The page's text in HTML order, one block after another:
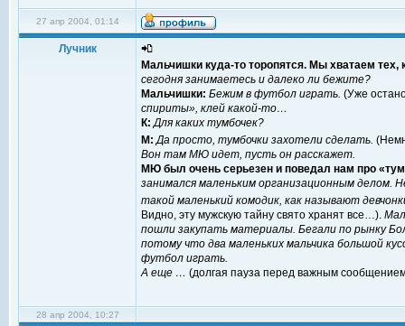
27 апр 2004, 01:14
Лучник
Мальчишки куда-то торопятся. Мы хватаем тех,
сегодня занимаетесь и далеко ли бежите?
Мальчишки: Бежим в футбол играть. (Уже
спириты», клей какой-то…
К: Для каких тумбочек?
М:Да просто, тумбочки захотели сделать.
Вон там МЮ идет, пусть он расскажет.
МЮ был очень серьезен и поведал нам про
занимался маленьким организационным
такой маленький комодик, как называют
Видно, эту мужскую тайну свято хранят все…).
пошли закупать материалы. Бегали по рынку
потому что два маленьких мальчика большой
футбол играть.
А еще … (долгая пауза перед важным
28 апр 2004, 10:27